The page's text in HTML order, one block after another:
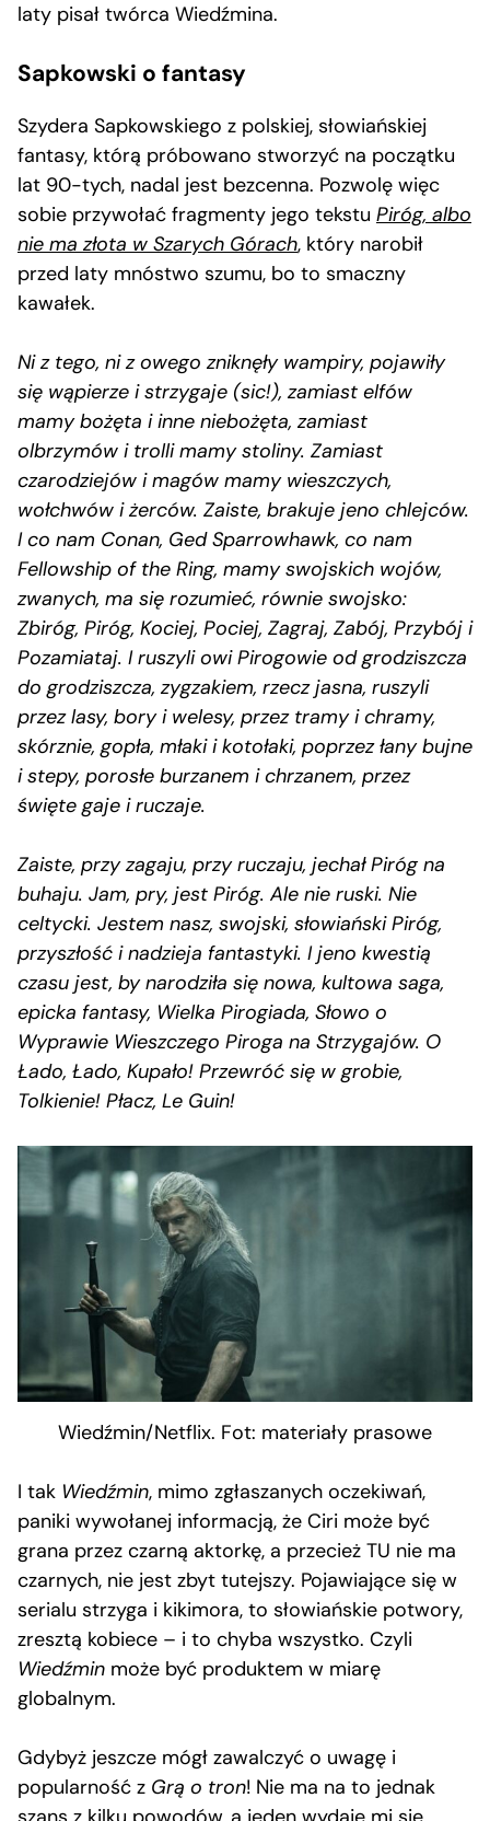
laty pisał twórca Wiedźmina.
Sapkowski o fantasy
Szydera Sapkowskiego z polskiej, słowiańskiej
fantasy, którą próbowano stworzyć na początku
lat 90-tych, nadal jest bezcenna. Pozwolę więc
sobie przywołać fragmenty jego tekstu Piróg, albo
nie ma złota w Szarych Górach, który narobił
przed laty mnóstwo szumu, bo to smaczny
kawałek.
Ni z tego, ni z owego zniknęły wampiry, pojawiły
się wąpierze i strzygaje (sic!), zamiast elfów
mamy bożęta i inne niebożęta, zamiast
olbrzymów i trolli mamy stoliny. Zamiast
czarodziejów i magów mamy wieszczych,
wołchwów i żerców. Zaiste, brakuje jeno chlejców.
I co nam Conan, Ged Sparrowhawk, co nam
Fellowship of the Ring, mamy swojskich wojów,
zwanych, ma się rozumieć, równie swojsko:
Zbiróg, Piróg, Kociej, Pociej, Zagraj, Zabój, Przybój i
Pozamiataj. I ruszyli owi Pirogowie od grodziszcza
do grodziszcza, zygzakiem, rzecz jasna, ruszyli
przez lasy, bory i welesy, przez tramy i chramy,
skórznie, gopła, młaki i kotołaki, poprzez łany bujne
i stepy, porosłe burzanem i chrzanem, przez
święte gaje i ruczaje.
Zaiste, przy zagaju, przy ruczaju, jechał Piróg na
buhaju. Jam, pry, jest Piróg. Ale nie ruski. Nie
celtycki. Jestem nasz, swojski, słowiański Piróg,
przyszłość i nadzieja fantastyki. I jeno kwestią
czasu jest, by narodziła się nowa, kultowa saga,
epicka fantasy, Wielka Pirogiada, Słowo o
Wyprawie Wieszczego Piroga na Strzygajów. O
Łado, Łado, Kupało! Przewróć się w grobie,
Tolkienie! Płacz, Le Guin!
Wiedźmin/Netflix. Fot: materiały prasowe
I tak Wiedźmin, mimo zgłaszanych oczekiwań,
paniki wywołanej informacją, że Ciri może być
grana przez czarną aktorkę, a przecież TU nie ma
czarnych, nie jest zbyt tutejszy. Pojawiające się w
serialu strzyga i kikimora, to słowiańskie potwory,
zresztą kobiece – i to chyba wszystko. Czyli
Wiedźmin może być produktem w miarę
globalnym.
Gdybyż jeszcze mógł zawalczyć o uwagę i
popularność z Grą o tron! Nie ma na to jednak